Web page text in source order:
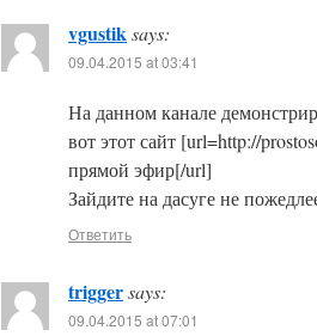
vgustiksays:
09.04.2015 at 03:41
На данном канале
вот этот сайт [url=http://
прямой эфир[/url]
Зайдите на дасуге не
Ответить
triggersays:
09.04.2015 at 07:01